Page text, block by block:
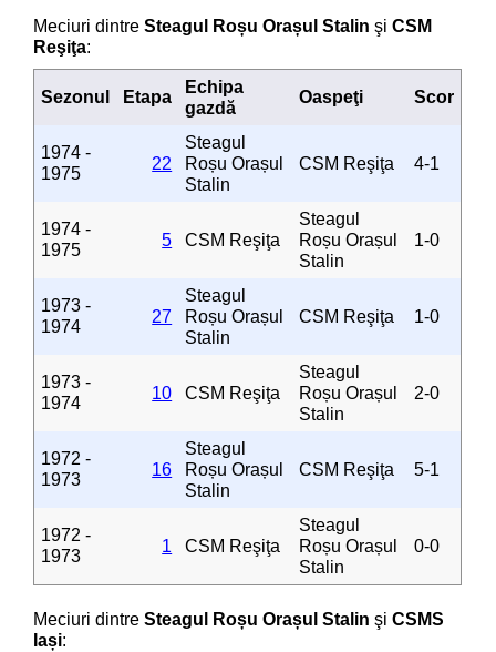
Meciuri dintreSteagul Roșu Orașul Stalin şiCSM
Reşiţa:
Sezonul Etapa
Echipa
gazdă
Oaspeţi Scor
1974 -
1975
22
Steagul
Roșu Orașul
Stalin
CSM Reşiţa 4-1
1974 -
1975
5 CSM Reşiţa
Steagul
Roșu Orașul
Stalin
1-0
1973 -
1974
27
Steagul
Roșu Orașul
Stalin
CSM Reşiţa 1-0
1973 -
1974
10 CSM Reşiţa
Steagul
Roșu Orașul
Stalin
2-0
1972 -
1973
16
Steagul
Roșu Orașul
Stalin
CSM Reşiţa 5-1
1972 -
1973
1 CSM Reşiţa
Steagul
Roșu Orașul
Stalin
0-0
Meciuri dintreSteagul Roșu Orașul Stalin şiCSMS
Iași: